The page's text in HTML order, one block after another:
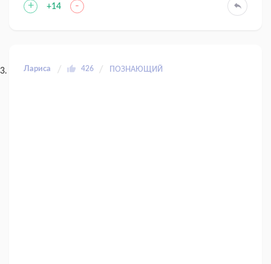
+ +14 -
Лариса 426 ПОЗНАЮЩИЙ